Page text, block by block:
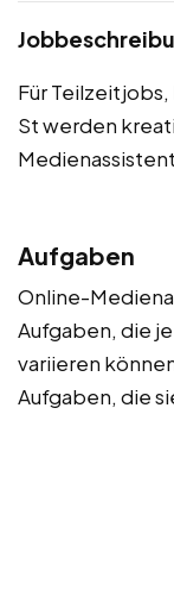
Für
St werden
Aufgaben
Online-
Aufgaben, die
variieren
Aufgaben, die